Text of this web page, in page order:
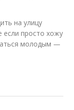
на улицу
если просто хожу
молодым —